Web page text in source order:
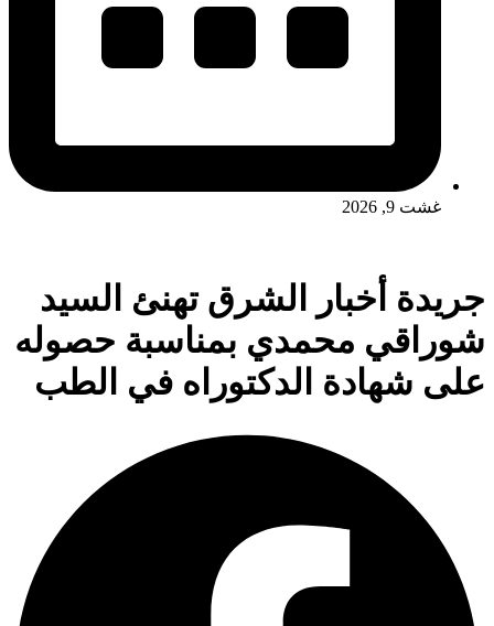
غشت 9, 2026
جريدة أخبار الشرق تهنئ السيد
شوراقي محمدي بمناسبة حصوله
على شهادة الدكتوراه في الطب